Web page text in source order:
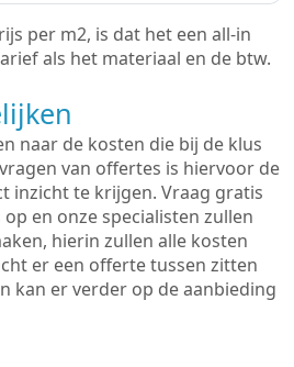
per m2, is dat het een all-in
als het materiaal en de btw.
naar de kosten die bij de klus
van offertes is hiervoor de
inzicht te krijgen. Vraag gratis
en onze specialisten zullen
hierin zullen alle kosten
er een offerte tussen zitten
kan er verder op de aanbieding